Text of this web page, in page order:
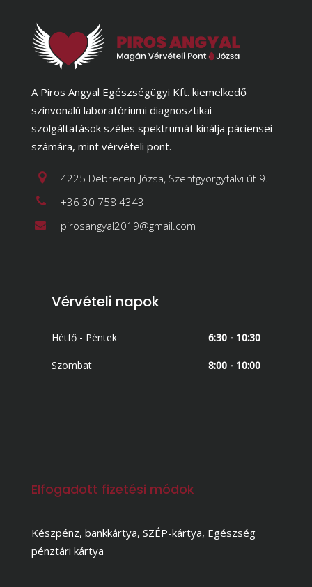
A Piros Angyal Egészségügyi Kft. kiemelkedő
színvonalú laboratóriumi diagnosztikai
szolgáltatások széles spektrumát kínálja páciensei
számára, mint vérvételi pont.
4225 Debrecen-Józsa, Szentgyörgyfalvi út 9.
+36 30 758 4343
pirosangyal2019@gmail.com
Vérvételi napok
Hétfő - Péntek 6:30 - 10:30
Szombat 8:00 - 10:00
Elfogadott fizetési módok
Készpénz, bankkártya, SZÉP-kártya, Egészség
pénztári kártya